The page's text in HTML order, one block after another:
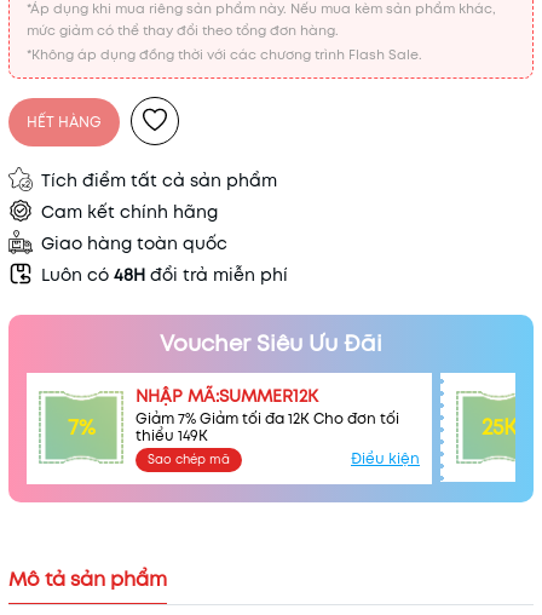
*Áp dụng khi mua riêng sản phẩm này. Nếu mua kèm sản phẩm khác,
mức giảm có thể thay đổi theo tổng đơn hàng.
*Không áp dụng đồng thời với các chương trình Flash Sale.
HẾT HÀNG
Tích điểm tất cả sản phẩm
Cam kết chính hãng
Giao hàng toàn quốc
Luôn có 48H đổi trả miễn phí
Voucher Siêu Ưu Đãi
7%
NHẬP MÃ:SUMMER12K
Giảm 7% Giảm tối đa 12K Cho đơn tối
thiểu 149K
Sao chép mã Điều kiện
25K
Mô tả sản phẩm